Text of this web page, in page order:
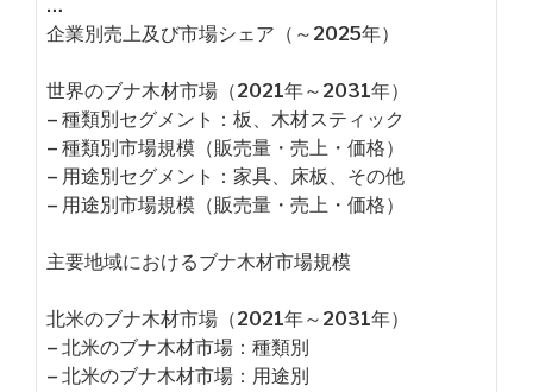
…
企業別売上及び市場シェア（～2025年）
世界のブナ木材市場（2021年～2031年）
– 種類別セグメント：板、木材スティック
– 種類別市場規模（販売量・売上・価格）
– 用途別セグメント：家具、床板、その他
– 用途別市場規模（販売量・売上・価格）
主要地域におけるブナ木材市場規模
北米のブナ木材市場（2021年～2031年）
– 北米のブナ木材市場：種類別
– 北米のブナ木材市場：用途別